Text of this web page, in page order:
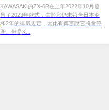
表！？
KAWASAKI的ZX-6R在上年2022年10月發
售了2023年款式，由於它仍未符合日本令
和2年的排氣規定，因此有傳言說它將會停
產。但是K...